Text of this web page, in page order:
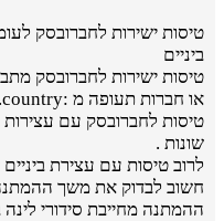
טיסות ישירות לחברובסק
ביניים
טיסות ישירות לחברובסק
או חברות תעופה מ :country.
טיסות לחברובסק עם
שונות .
לרוב טיסות עם עצירת
חשוב לבדוק את משך
ההמתנה מחייבת סידורי לינה